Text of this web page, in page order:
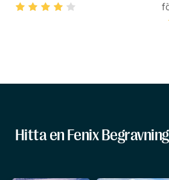
Hitta en Fenix